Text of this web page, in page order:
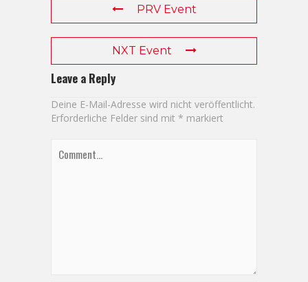
PRV Event
NXT Event
Leave a Reply
Deine E-Mail-Adresse wird nicht veröffentlicht.
Erforderliche Felder sind mit * markiert